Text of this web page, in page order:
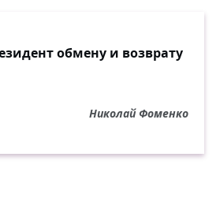
обмену и возврату
Николай Фоменко